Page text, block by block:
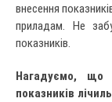
внесення
приладам. Не
показників.
Нагадуємо, що
показників